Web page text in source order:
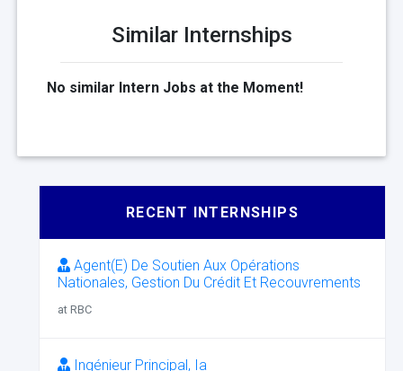
Similar Internships
No similar Intern Jobs at the Moment!
RECENT INTERNSHIPS
Agent(E) De Soutien Aux Opérations
Nationales, Gestion Du Crédit Et Recouvrements
at RBC
Ingénieur Principal, Ia